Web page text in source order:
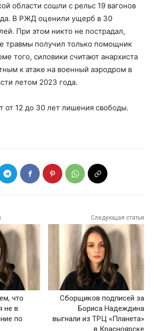
области сошли с рельс 19 вагонов
В РЖД оценили ущерб в 30
При этом никто не пострадал,
травмы получил только помощник
того, силовики считают анархиста
к атаке на военный аэродром в
летом 2023 года.
от 12 до 30 лет лишения свободы.
что
не в
по
Следующая статья
Сборщиков подписей за
Бориса Надеждина
выгнали из ТРЦ «Планета»
в Красноярске